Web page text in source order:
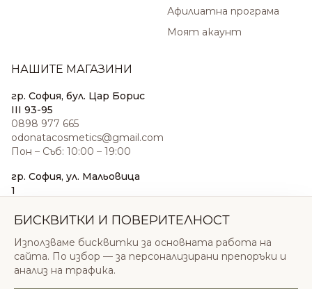
Афилиатна програма
Моят акаунт
НАШИТЕ МАГАЗИНИ
гр. София, бул. Цар Борис
III 93-95
0898 977 665
odonatacosmetics@gmail.com
Пон – Съб: 10:00 – 19:00
гр. София, ул. Мальовица
1
sales@odonatacosmetics.com
Нед: 11:00 – 18:00
БИСКВИТКИ И ПОВЕРИТЕЛНОСТ
Използваме бисквитки за основната работа на
сайта. По избор — за персонализирани препоръки и
анализ на трафика.